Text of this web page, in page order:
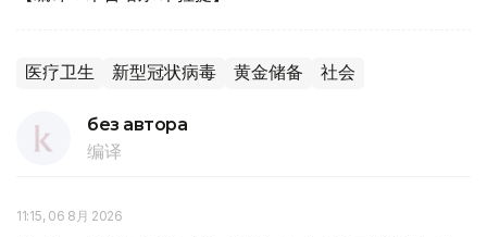
医疗卫生 新型冠状病毒 黄金储备 社会
без автора
编译
11:15, 06 8月 2026